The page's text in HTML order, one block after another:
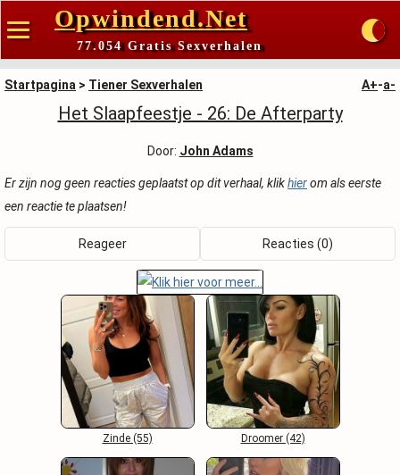
Opwindend.Net
77.054 Gratis Sexverhalen
Startpagina > Tiener Sexverhalen A+-a-
Het Slaapfeestje - 26: De Afterparty
Door: John Adams
Er zijn nog geen reacties geplaatst op dit verhaal, klikhierom als eerste
een reactie te plaatsen!
Reageer Reacties (0)
Zinde (55) Droomer (42)